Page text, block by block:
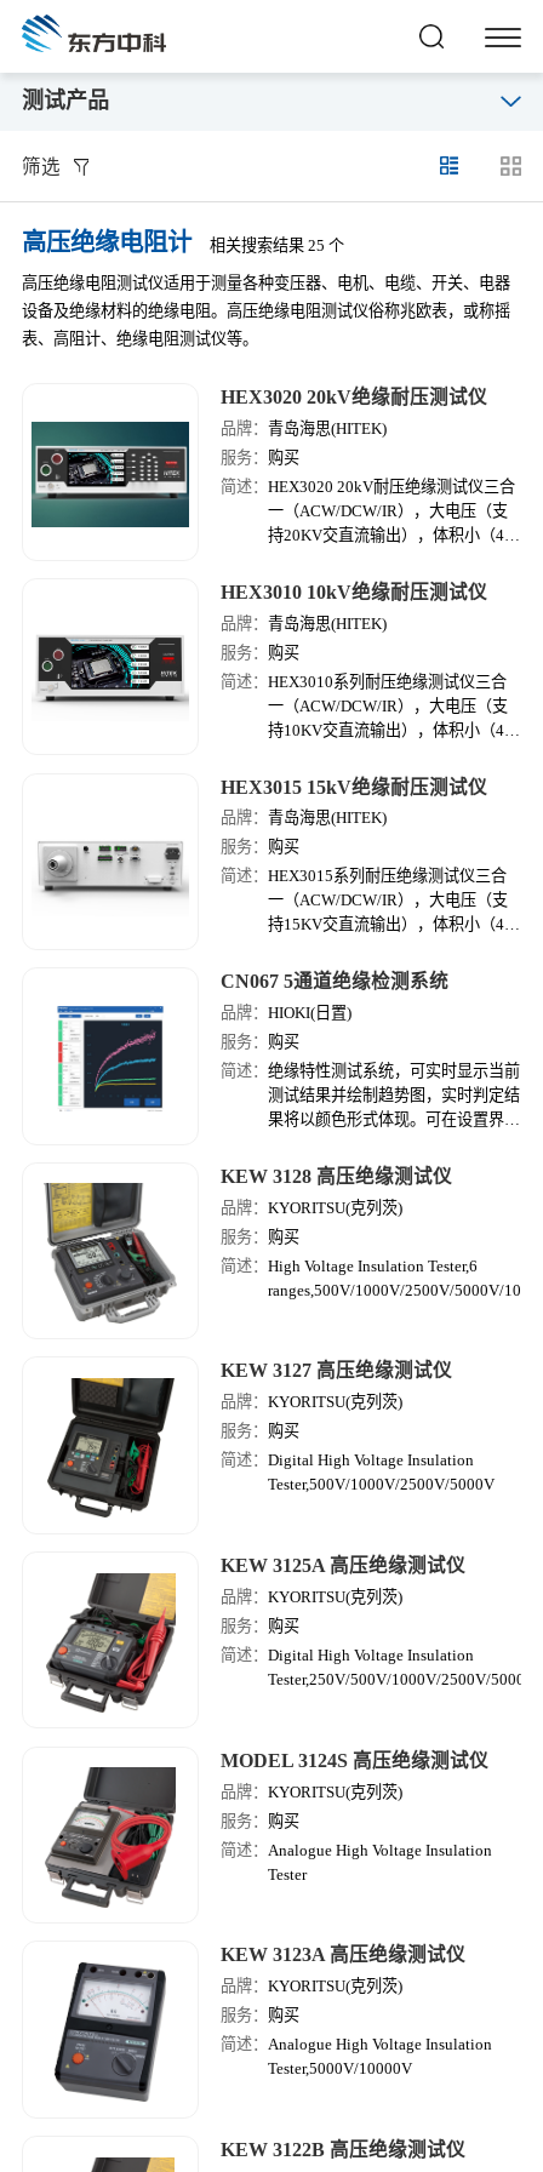
测试产品
筛选
高压绝缘电阻计 相关搜索结果 25 个
高压绝缘电阻测试仪适用于测量各种变压器、电机、电缆、开关、电器
设备及绝缘材料的绝缘电阻。高压绝缘电阻测试仪俗称兆欧表，或称摇
表、高阻计、绝缘电阻测试仪等。
HEX3020 20kV绝缘耐压测试仪
品牌：青岛海思(HITEK)
服务： 购买
简述：HEX3020 20kV耐压绝缘测试仪三合
一（ACW/DCW/IR），大电压（支
持20KV交直流输出），体积小（4U
达到1%，绝缘量程可达10GΩ）。
HEX3010 10kV绝缘耐压测试仪
品牌：青岛海思(HITEK)
服务： 购买
简述：HEX3010系列耐压绝缘测试仪三合
一（ACW/DCW/IR），大电压（支
持10KV交直流输出），体积小（4U
达到1%，绝缘量程可达10GΩ）。
HEX3015 15kV绝缘耐压测试仪
品牌：青岛海思(HITEK)
服务： 购买
简述：HEX3015系列耐压绝缘测试仪三合
一（ACW/DCW/IR），大电压（支
持15KV交直流输出），体积小（4U
达到1%，绝缘量程可达10GΩ）。
CN067 5通道绝缘检测系统
品牌：HIOKI(日置)
服务： 购买
简述：绝缘特性测试系统，可实时显示当前
测试结果并绘制趋势图，实时判定结
果将以颜色形式体现。可在设置界面
线功能后，将在图表中显示。方便用
KEW 3128 高压绝缘测试仪
品牌：KYORITSU(克列茨)
服务： 购买
简述：High Voltage Insulation Tester,6
ranges,500V/1000V/2500V/5000V/
KEW 3127 高压绝缘测试仪
品牌：KYORITSU(克列茨)
服务： 购买
简述：Digital High Voltage Insulation
Tester,500V/1000V/2500V/5000V
KEW 3125A 高压绝缘测试仪
品牌：KYORITSU(克列茨)
服务： 购买
简述：Digital High Voltage Insulation
Tester,250V/500V/1000V/2500V/5000V
MODEL 3124S 高压绝缘测试仪
品牌：KYORITSU(克列茨)
服务： 购买
简述： Analogue High Voltage Insulation
Tester
KEW 3123A 高压绝缘测试仪
品牌：KYORITSU(克列茨)
服务： 购买
简述：Analogue High Voltage Insulation
Tester,5000V/10000V
KEW 3122B 高压绝缘测试仪